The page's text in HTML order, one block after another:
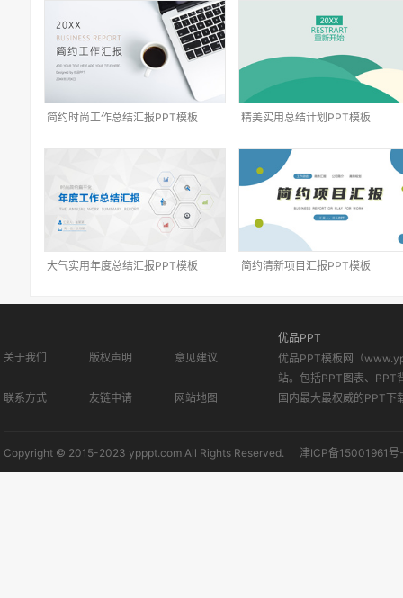
简约时尚工作总结汇报PPT模板 精美实用总结计划PPT模板
大气实用年度总结汇报PPT模板 简约清新项目汇报PPT模板
关于我们 版权声明 意见建议
联系方式 友链申请 网站地图
优品PPT
优品PPT模板网（
站。包括PPT图表、PPT
国内最大最权威的PPT下
Copyright © 2015-2023 ypppt.com All Rights Reserved. 津ICP备15001961号